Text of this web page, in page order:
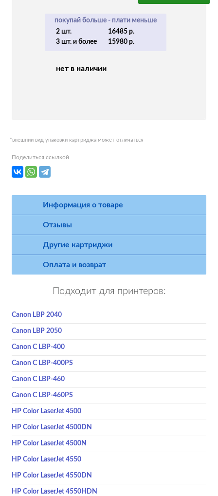
покупай больше - плати меньше
2 шт.
16485 р.
3 шт. и более
15980 р.
нет в наличии
*внешний вид упаковки картриджа может отличаться
Поделиться ссылкой
Информация о товаре
Отзывы
Другие картриджи
Оплата и возврат
Подходит для принтеров:
Canon LBP 2040
Canon LBP 2050
Canon C LBP-400
Canon C LBP-400PS
Canon C LBP-460
Canon C LBP-460PS
HP Color LaserJet 4500
HP Color LaserJet 4500DN
HP Color LaserJet 4500N
HP Color LaserJet 4550
HP Color LaserJet 4550DN
HP Color LaserJet 4550HDN